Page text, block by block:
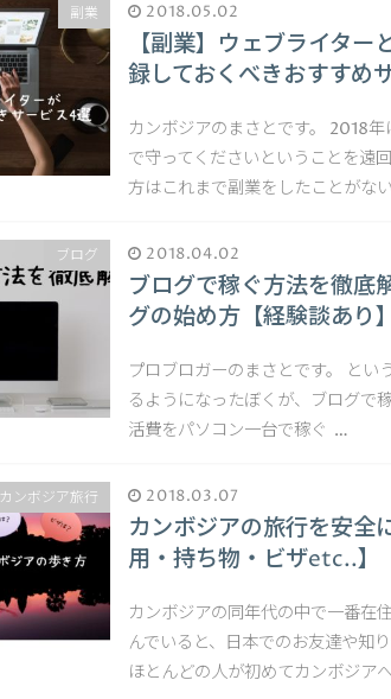
副業 2018.05.02
【副業】ウェブライタ
録しておくべきおすすめ
カンボジアのまさとです。 2018
で守ってくださいということを遠
方はこれまで副業をしたことがな
ブログ 2018.04.02
ブログで稼ぐ方法を徹底
グの始め方【経験談あり】
プロブロガーのまさとです。 とい
るようになったぼくが、ブログで
活費をパソコン一台で稼ぐ …
カンボジア旅行 2018.03.07
カンボジアの旅行を安全
用・持ち物・ビザetc..】
カンボジアの同年代の中で一番在
んでいると、日本でのお友達や知
ほとんどの人が初めてカンボジア